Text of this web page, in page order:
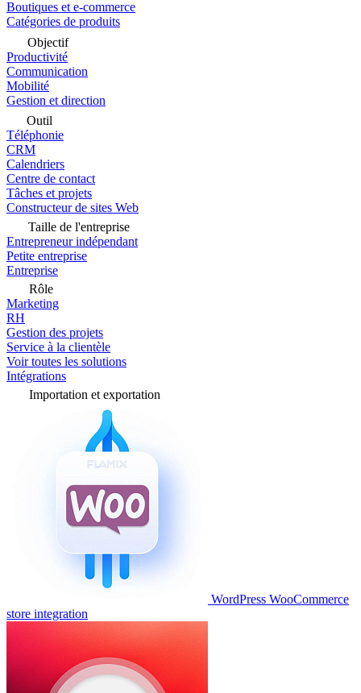
Boutiques et e-commerce
Catégories de produits
Objectif
Productivité
Communication
Mobilité
Gestion et direction
Outil
Téléphonie
CRM
Calendriers
Centre de contact
Tâches et projets
Constructeur de sites Web
Taille de l'entreprise
Entrepreneur indépendant
Petite entreprise
Entreprise
Rôle
Marketing
RH
Gestion des projets
Service à la clientèle
Voir toutes les solutions
Intégrations
Importation et exportation
WordPress WooCommerce
store integration